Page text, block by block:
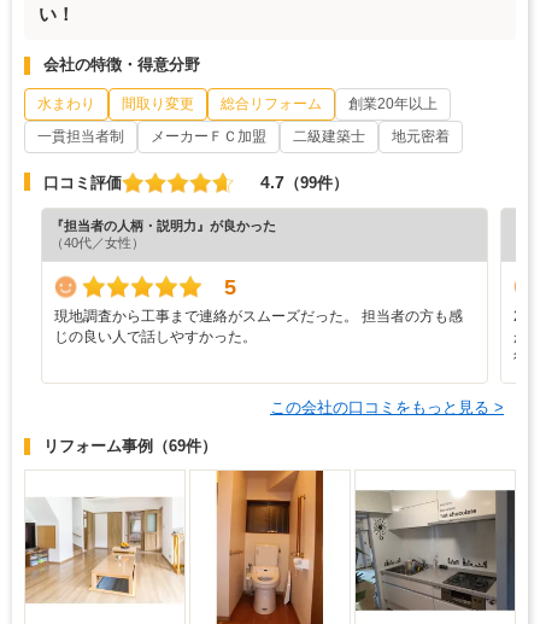
い！
会社の特徴・得意分野
水まわり 間取り変更 総合リフォーム
創業20年以上
一貫担当者制
メーカーＦＣ加盟 二級建築士 地元密着
口コミ評価 4.7 （99件）
『担当者の人柄・説明力』が良かった
（40代／女性）
5
現地調査から工事まで連絡がスムーズだった。 担当者の方も感
じの良い人で話しやすかった。
2箇
が
行
この会社の口コミをもっと見る >
リフォーム事例 （69件）